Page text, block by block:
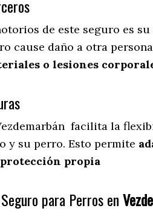
de este seguro es su
cause daño a otra
o lesiones
facilita la
y su perro. Esto permite
protección propia
para Perros en